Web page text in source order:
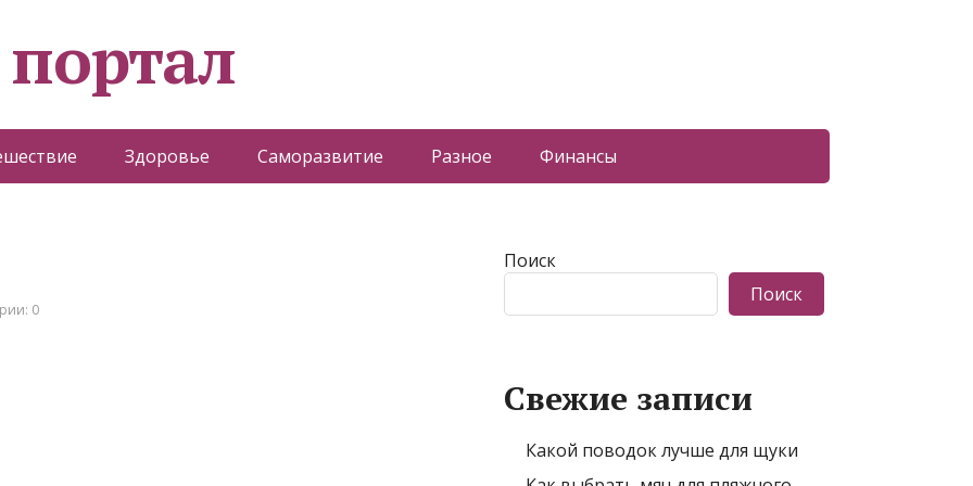
Здоровье Саморазвитие Разное Финансы
0
Поиск
Поиск
Свежие записи
Какой поводок лучше для щуки